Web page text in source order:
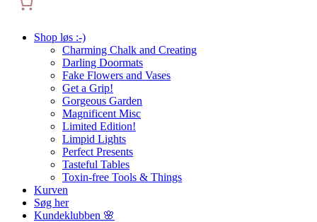
Shop løs :-)
Charming Chalk and Creating
Darling Doormats
Fake Flowers and Vases
Get a Grip!
Gorgeous Garden
Magnificent Misc
Limited Edition!
Limpid Lights
Perfect Presents
Tasteful Tables
Toxin-free Tools & Things
Kurven
Søg her
Kundeklubben 🌸